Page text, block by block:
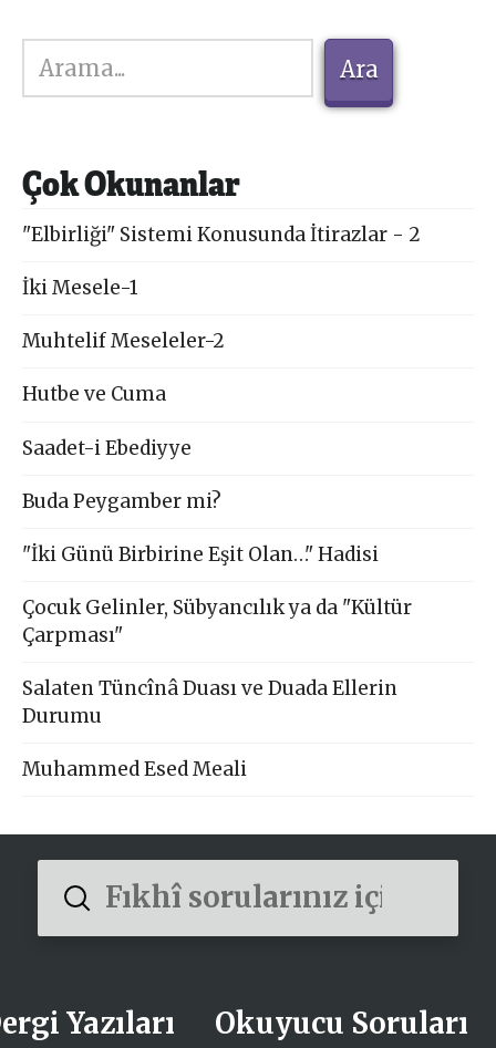
Ara
Ara
Çok Okunanlar
"Elbirliği" Sistemi Konusunda İtirazlar - 2
İki Mesele-1
Muhtelif Meseleler-2
Hutbe ve Cuma
Saadet-i Ebediyye
Buda Peygamber mi?
"İki Günü Birbirine Eşit Olan…" Hadisi
Çocuk Gelinler, Sübyancılık ya da "Kültür
Çarpması"
Salaten Tüncînâ Duası ve Duada Ellerin
Durumu
Muhammed Esed Meali
Search
Submit
Yazıları Okuyucu Soruları